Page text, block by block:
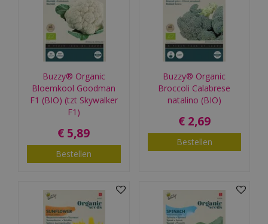
Buzzy® Organic
Bloemkool Goodman
F1 (BIO) (tzt Skywalker
F1)
€ 5,89
Bestellen
Buzzy® Organic
Broccoli Calabrese
natalino (BIO)
€ 2,69
Bestellen